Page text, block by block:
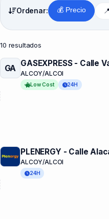
Ordenar: 💰 Precio
10 resultados
GA GASEXPRESS - Calle
ALCOY/ALCOI
Low Cost
24H
PLENERGY - Calle
ALCOY/ALCOI
24H